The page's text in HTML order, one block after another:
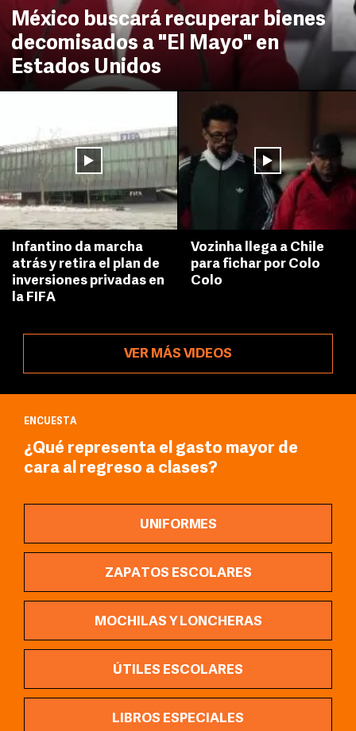
México buscará recuperar bienes
decomisados a "El Mayo" en
Estados Unidos
Infantino da marcha
atrás y retira el plan de
inversiones privadas en
la FIFA
Vozinha llega a Chile
para fichar por Colo
Colo
VER MÁS VIDEOS
ENCUESTA
¿Qué representa el gasto mayor de
cara al regreso a clases?
UNIFORMES
ZAPATOS ESCOLARES
MOCHILAS Y LONCHERAS
ÚTILES ESCOLARES
LIBROS ESPECIALES